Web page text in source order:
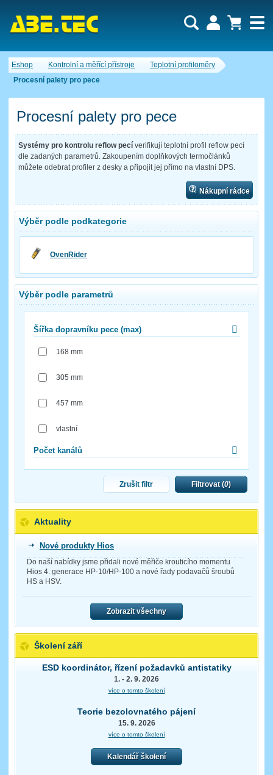
Eshop Kontrolní a měřící přístroje
Teplotní profiloměry
Procesní palety pro pece
Procesní palety pro pece
Systémy pro kontrolu reflow pecí verifikují teplotní profil reflow pecí
dle zadaných parametrů. Zakoupením doplňkových termočlánků
můžete odebrat profiler z desky a připojit jej přímo na vlastní DPS.
Nákupní rádce
Výběr podle podkategorie
OvenRider
Výběr podle parametrů
Šířka dopravníku pece (max)
168 mm
305 mm
457 mm
vlastní
Počet kanálů
Zrušit filtr Filtrovat (0)
Aktuality
Nové produkty Hios
Do naší nabídky jsme přidali nové měřiče krouticího momentu
Hios 4. generace HP-10/HP-100 a nové řady podavačů šroubů
HS a HSV.
Zobrazit všechny
Školení září
ESD koordinátor, řízení požadavků antistatiky
1. - 2. 9. 2026
více o tomto školení
Teorie bezolovnatého pájení
15. 9. 2026
více o tomto školení
Kalendář školení
Nákupní košík je momentálně prázdný.
Počet produktů:0
Cena celkem:
Uživatel:
Heslo:
Zapomenuté heslo Nová registrace